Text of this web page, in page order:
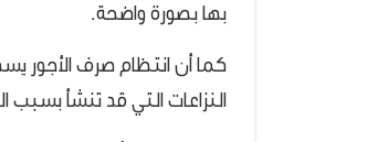
بها بصورة واضحة.
كما أن انتظام صرف الأجور
النزاعات التي قد تنشأ بسبب